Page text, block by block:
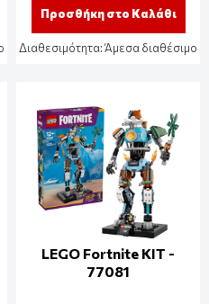
Προσθήκη στο Καλάθι
Διαθεσιμότητα:Άμεσα διαθέσιμο
LEGO Fortnite KIT -
77081